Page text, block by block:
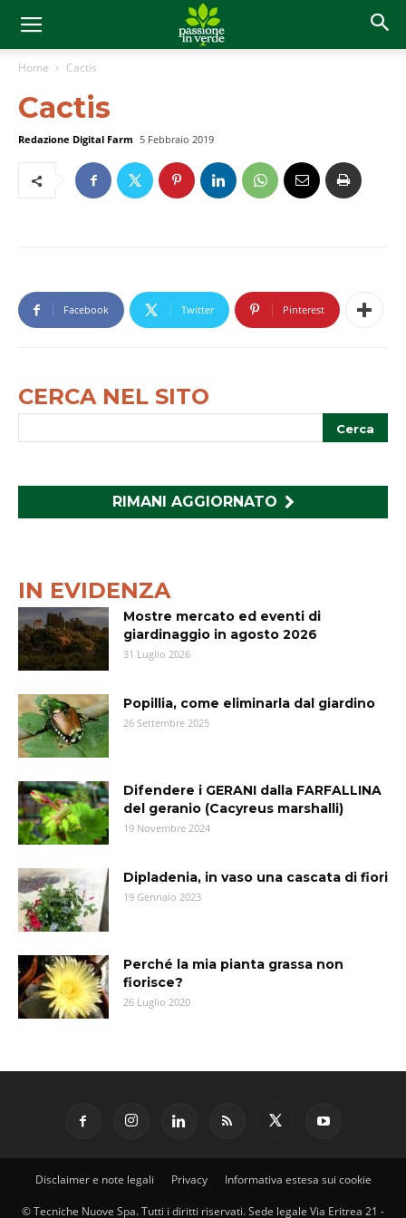
Home Cactis
Cactis
Redazione Digital Farm 5 Febbraio 2019
Facebook Twitter Pinterest
CERCA NEL SITO
RIMANI AGGIORNATO
IN EVIDENZA
Mostre mercato ed eventi di
giardinaggio in agosto 2026
31 Luglio 2026
Popillia, come eliminarla dal giardino
26 Settembre 2025
Difendere i GERANI dalla FARFALLINA
del geranio (Cacyreus marshalli)
19 Novembre 2024
Dipladenia, in vaso una cascata di fiori
19 Gennaio 2023
Perché la mia pianta grassa non
fiorisce?
26 Luglio 2020
Disclaimer e note legali Privacy Informativa estesa sui cookie
© Tecniche Nuove Spa. Tutti i diritti riservati. Sede legale Via Eritrea 21 -